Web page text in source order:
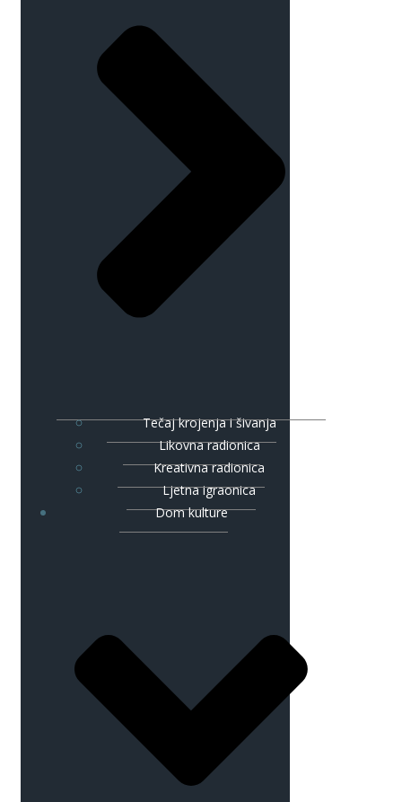
Tečaj krojenja i šivanja
Likovna radionica
Kreativna radionica
Ljetna igraonica
Dom kulture